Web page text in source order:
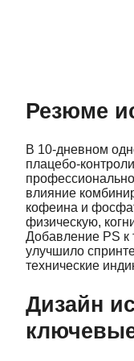
Резюме
В 10‑дневном
влияние
кофеина и
физическую,
Добавление PS к
улучшило
технические
Дизайн